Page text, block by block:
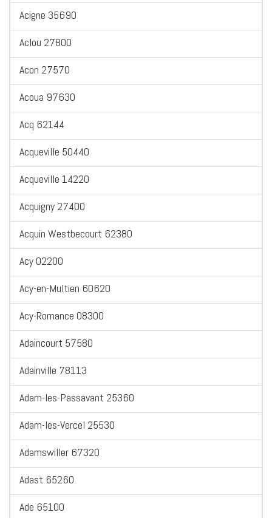
Acigne 35690
Aclou 27800
Acon 27570
Acoua 97630
Acq 62144
Acqueville 50440
Acqueville 14220
Acquigny 27400
Acquin Westbecourt 62380
Acy 02200
Acy-en-Multien 60620
Acy-Romance 08300
Adaincourt 57580
Adainville 78113
Adam-les-Passavant 25360
Adam-les-Vercel 25530
Adamswiller 67320
Adast 65260
Ade 65100